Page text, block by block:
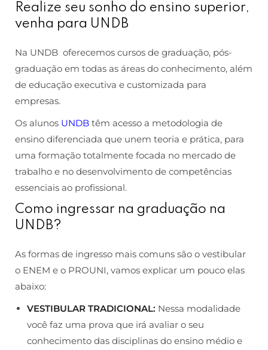
Realize seu sonho do ensino superior,
venha para UNDB
Na UNDB oferecemos cursos de graduação, pós-
graduação em todas as áreas do conhecimento, além
de educação executiva e customizada para
empresas.
Os alunos UNDB têm acesso a metodologia de
ensino diferenciada que unem teoria e prática, para
uma formação totalmente focada no mercado de
trabalho e no desenvolvimento de competências
essenciais ao profissional.
Como ingressar na graduação na
UNDB?
As formas de ingresso mais comuns são o vestibular
o ENEM e o PROUNI, vamos explicar um pouco elas
abaixo:
VESTIBULAR TRADICIONAL: Nessa modalidade
você faz uma prova que irá avaliar o seu
conhecimento das disciplinas do ensino médio e